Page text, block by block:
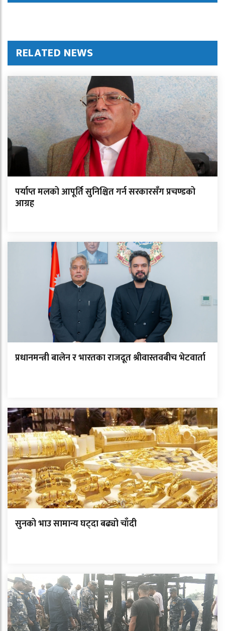
RELATED NEWS
पर्याप्त मलको आपूर्ति सुनिश्चित गर्न सरकारसँग प्रचण्डको
आग्रह
प्रधानमन्त्री बालेन र भारतका राजदूत श्रीवास्तवबीच भेटवार्ता
सुनको भाउ सामान्य घट्दा बढ्यो चाँदी